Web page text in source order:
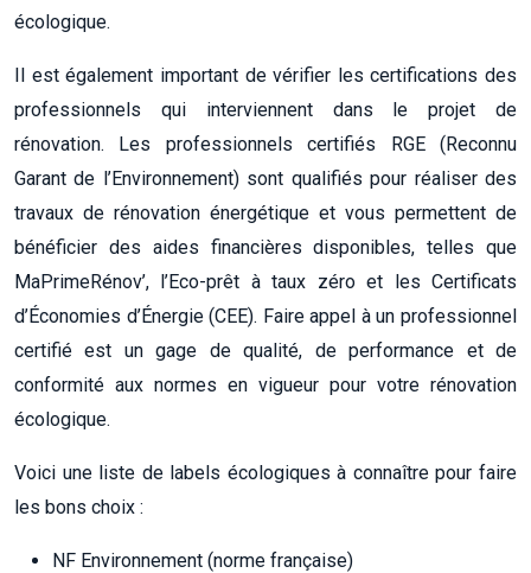
écologique.
Il est également important de vérifier les certifications des
professionnels qui interviennent dans le projet de
rénovation. Les professionnels certifiés RGE (Reconnu
Garant de l’Environnement) sont qualifiés pour réaliser des
travaux de rénovation énergétique et vous permettent de
bénéficier des aides financières disponibles, telles que
MaPrimeRénov’, l’Eco-prêt à taux zéro et les Certificats
d’Économies d’Énergie (CEE). Faire appel à un professionnel
certifié est un gage de qualité, de performance et de
conformité aux normes en vigueur pour votre rénovation
écologique.
Voici une liste de labels écologiques à connaître pour faire
les bons choix :
NF Environnement (norme française)